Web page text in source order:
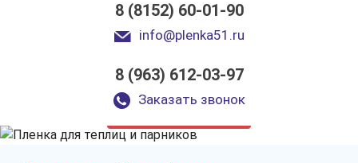
8 (8152) 60-01-90
info@plenka51.ru
8 (963) 612-03-97
Заказать звонок
Пленка для теплиц
и парников в Мурманске